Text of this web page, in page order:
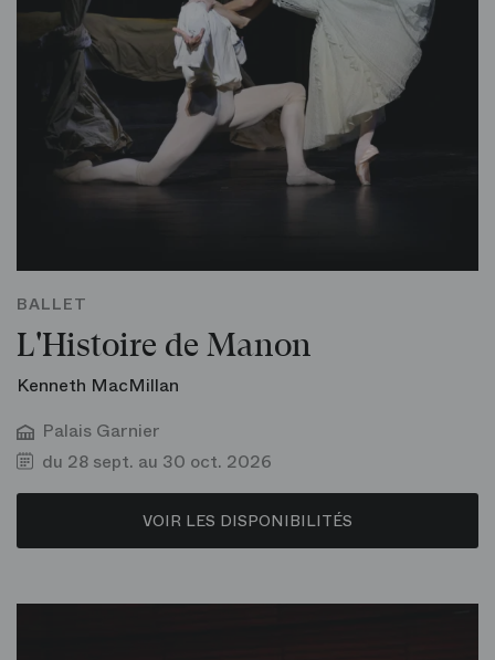
BALLET
L'Histoire de Manon
Kenneth MacMillan
Palais Garnier
du 28 sept. au 30 oct. 2026
VOIR LES DISPONIBILITÉS